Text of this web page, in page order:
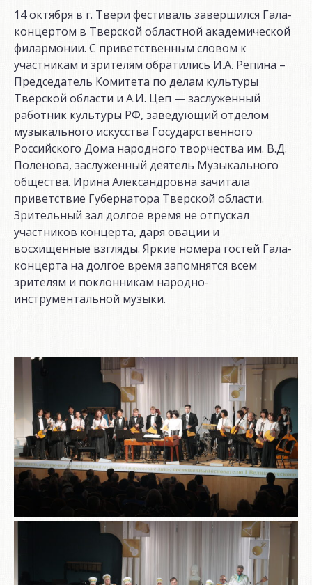
14 октября в г. Твери фестиваль завершился Гала-
концертом в Тверской областной академической
филармонии. С приветственным словом к
участникам и зрителям обратились И.А. Репина –
Председатель Комитета по делам культуры
Тверской области и А.И. Цеп — заслуженный
работник культуры РФ, заведующий отделом
музыкального искусства Государственного
Российского Дома народного творчества им. В.Д.
Поленова, заслуженный деятель Музыкального
общества. Ирина Александровна зачитала
приветствие Губернатора Тверской области.
Зрительный зал долгое время не отпускал
участников концерта, даря овации и
восхищенные взгляды. Яркие номера гостей Гала-
концерта на долгое время запомнятся всем
зрителям и поклонникам народно-
инструментальной музыки.